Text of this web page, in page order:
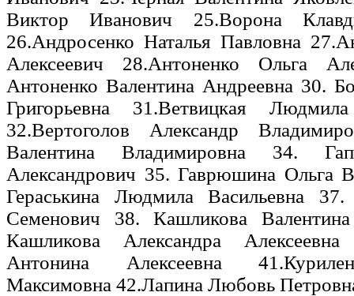
Виктор Иванович 25.Ворона
26.Андросенко Наталья Павловна
Алексеевич 28.Антоненко Ольга
Антоненко Валентина Андреевна 30.
Григорьевна 31.Ветвицкая
32.Вертоголов Александр
Валентина Владимировна 34.
Александрович 35. Гаврюшина Ольга
Гераськина Людмила Васильевна
Семенович 38. Кашликова
Кашликова Александра
Антонина Алексеевна
Максимовна 42.Лапина Любовь